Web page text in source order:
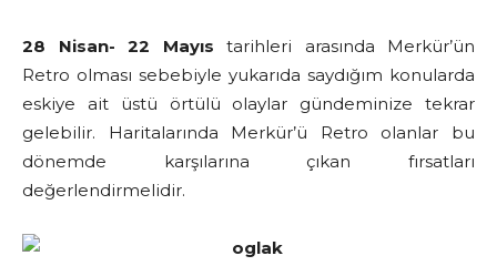
28 Nisan- 22 Mayıs tarihleri arasında Merkür’ün
Retro olması sebebiyle yukarıda saydığım konularda
eskiye ait üstü örtülü olaylar gündeminize tekrar
gelebilir. Haritalarında Merkür’ü Retro olanlar bu
dönemde karşılarına çıkan fırsatları
değerlendirmelidir.